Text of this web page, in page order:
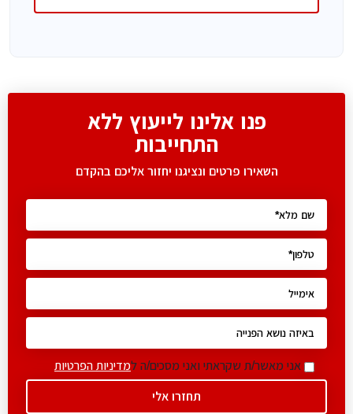
פנו אלינו לייעוץ ללא
התחייבות
השאירו פרטים ונציגנו יחזור אליכם בהקדם
אני מאשר/ת שקראתי ואני מסכים/ה למדיניות הפרטיות